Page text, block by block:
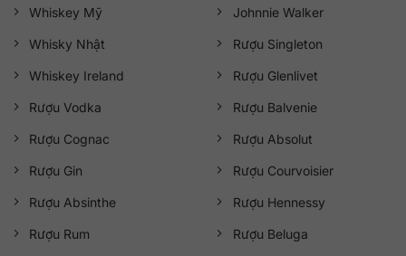
Whiskey Mỹ
Whisky Nhật
Whiskey Ireland
Rượu Vodka
Rượu Cognac
Rượu Gin
Rượu Absinthe
Rượu Rum
Johnnie Walker
Rượu Singleton
Rượu Glenlivet
Rượu Balvenie
Rượu Absolut
Rượu Courvoisier
Rượu Hennessy
Rượu Beluga